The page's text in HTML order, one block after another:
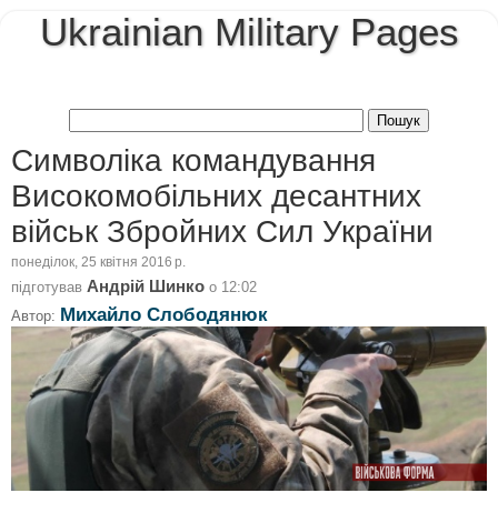
Ukrainian Military Pages
Символіка командування
Високомобільних десантних
військ Збройних Сил України
понеділок, 25 квітня 2016 р.
підготував Андрій Шинко о 12:02
Автор: Михайло Слободянюк